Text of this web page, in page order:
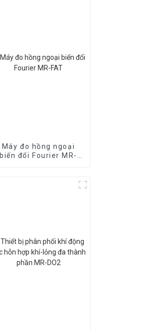
Máy đo hồng ngoại
biến đổi Fourier MR-